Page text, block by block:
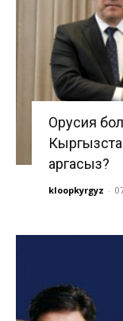
Орусия
аргасыз?
kloopkyrgyz -